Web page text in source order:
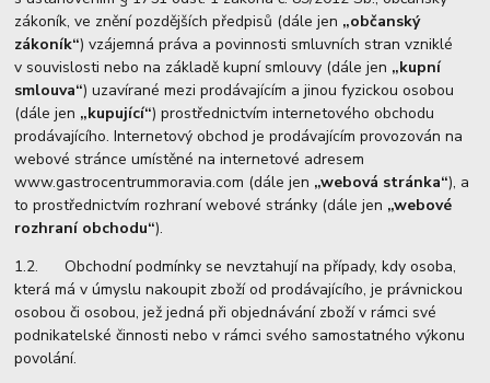
zákoník, ve znění pozdějších předpisů (dále jen „občanský
zákoník“) vzájemná práva a povinnosti smluvních stran vzniklé
v souvislosti nebo na základě kupní smlouvy (dále jen „kupní
smlouva“) uzavírané mezi prodávajícím a jinou fyzickou osobou
(dále jen „kupující“) prostřednictvím internetového obchodu
prodávajícího. Internetový obchod je prodávajícím provozován na
webové stránce umístěné na internetové adresem
www.gastrocentrummoravia.com (dále jen „webová stránka“), a
to prostřednictvím rozhraní webové stránky (dále jen „webové
rozhraní obchodu“).
1.2. Obchodní podmínky se nevztahují na případy, kdy osoba,
která má v úmyslu nakoupit zboží od prodávajícího, je právnickou
osobou či osobou, jež jedná při objednávání zboží v rámci své
podnikatelské činnosti nebo v rámci svého samostatného výkonu
povolání.